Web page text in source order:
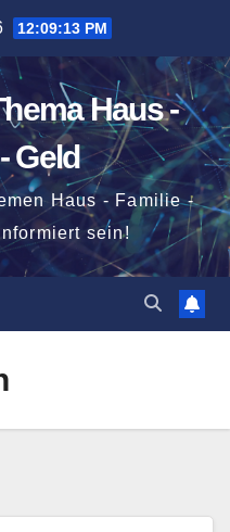
12:09:13 PM
Haus -
Geld
Haus - Familie -
sein!